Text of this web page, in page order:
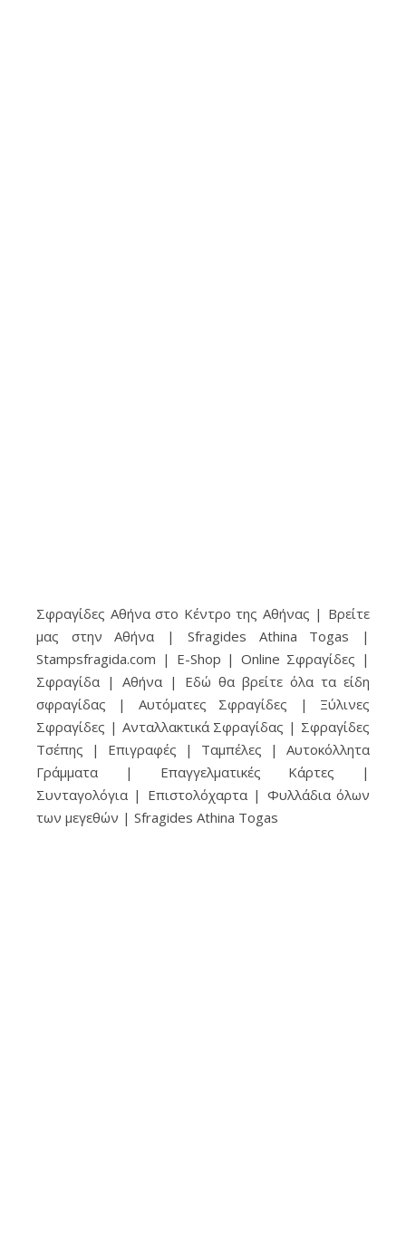
Σφραγίδες Αθήνα στο Κέντρο της Αθήνας | Βρείτε
μας στην Αθήνα | Sfragides Athina Togas |
Stampsfragida.com | E-Shop | Online Σφραγίδες |
Σφραγίδα | Αθήνα | Εδώ θα βρείτε όλα τα είδη
σφραγίδας | Αυτόματες Σφραγίδες | Ξύλινες
Σφραγίδες | Ανταλλακτικά Σφραγίδας | Σφραγίδες
Τσέπης | Επιγραφές | Ταμπέλες | Αυτοκόλλητα
Γράμματα | Επαγγελματικές Κάρτες |
Συνταγολόγια | Επιστολόχαρτα | Φυλλάδια όλων
των μεγεθών | Sfragides Athina Togas